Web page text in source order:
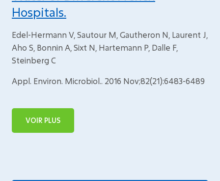
Hospitals.
Edel-Hermann V, Sautour M, Gautheron N, Laurent J,
Aho S, Bonnin A, Sixt N, Hartemann P, Dalle F,
Steinberg C
Appl. Environ. Microbiol.. 2016 Nov;82(21):6483-6489
VOIR PLUS